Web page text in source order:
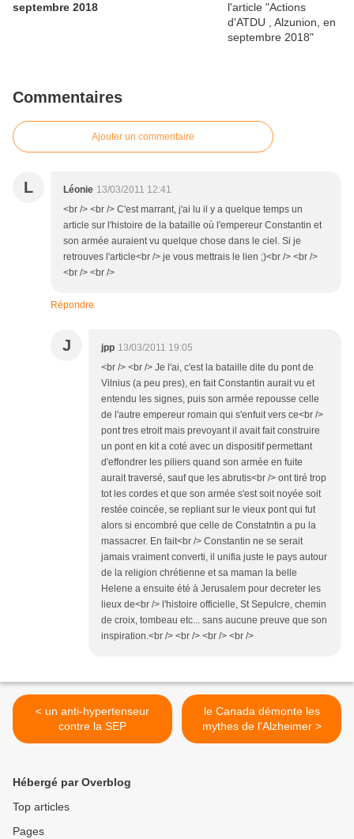
septembre 2018
Commentaires
Ajouter un commentaire
L Léonie 13/03/2011 12:41
<br /> <br /> C'est marrant, j'ai lu il y a quelque temps un
article sur l'histoire de la bataille où l'empereur Constantin et
son armée auraient vu quelque chose dans le ciel. Si je
retrouves l'article<br /> je vous mettrais le lien ;)<br /> <br />
<br /> <br />
Répondre
J jpp 13/03/2011 19:05
<br /> <br /> Je l'ai, c'est la bataille dite du pont de
Vilnius (a peu pres), en fait Constantin aurait vu et
entendu les signes, puis son armée repousse celle
de l'autre empereur romain qui s'enfuit vers ce<br />
pont tres etroit mais prevoyant il avait fait construire
un pont en kit a coté avec un dispositif permettant
d'effondrer les piliers quand son armée en fuite
aurait traversé, sauf que les abrutis<br /> ont tiré trop
tot les cordes et que son armée s'est soit noyée soit
restée coincée, se repliant sur le vieux pont qui fut
alors si encombré que celle de Constatntin a pu la
massacrer. En fait<br /> Constantin ne se serait
jamais vraiment converti, il unifia juste le pays autour
de la religion chrétienne et sa maman la belle
Helene a ensuite été à Jerusalem pour decreter les
lieux de<br /> l'histoire officielle, St Sepulcre, chemin
de croix, tombeau etc... sans aucune preuve que son
inspiration.<br /> <br /> <br /> <br />
< un anti-hypertenseur
contre la SEP
le Canada démonte les
mythes de l'Alzheimer >
Hébergé par Overblog
Top articles
Pages